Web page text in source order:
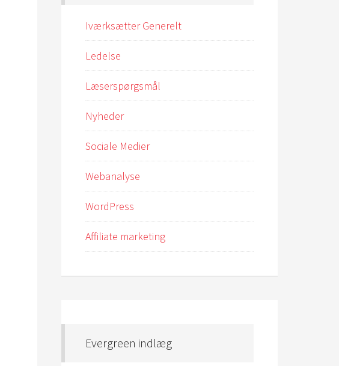
Iværksætter Generelt
Ledelse
Læserspørgsmål
Nyheder
Sociale Medier
Webanalyse
WordPress
Affiliate marketing
Evergreen indlæg